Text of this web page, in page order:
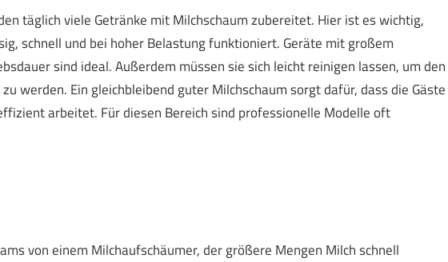
täglich viele Getränke mit Milchschaum zubereitet. Hier ist es wichtig,
schnell und bei hoher Belastung funktioniert. Geräte mit großem
sind ideal. Außerdem müssen sie sich leicht reinigen lassen, um den
werden. Ein gleichbleibend guter Milchschaum sorgt dafür, dass die Gäste
arbeitet. Für diesen Bereich sind professionelle Modelle oft
von einem Milchaufschäumer, der größere Mengen Milch schnell